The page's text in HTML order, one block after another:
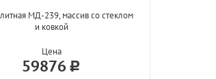
МД-239, массив со стеклом
и ковкой
Цена
59876